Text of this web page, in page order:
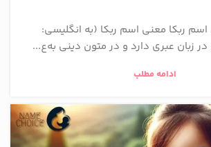
ربکا معنی اسم ربکا (به انگلیسی:
ادامه مطلب